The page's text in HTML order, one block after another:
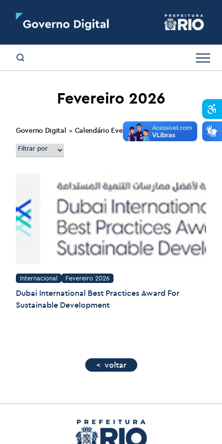
Fevereiro 2026
Governo Digital > Calendário Eventos >Fevereiro 2026
Internacional Fevereiro 2026
Dubai International Best Practices Award For
Sustainable Development
< voltar